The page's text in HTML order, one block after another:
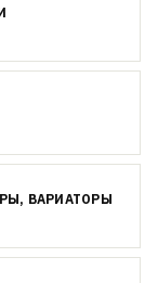
ВАРИАТОРЫ